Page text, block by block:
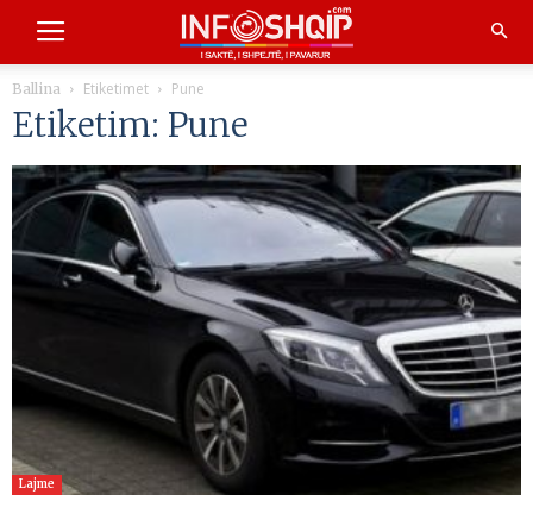
Ballina Etiketimet Pune
Etiketim: Pune
Lajme